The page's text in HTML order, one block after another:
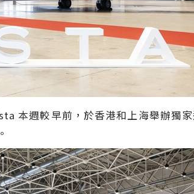
本週較早前，於香港和上海舉辦獨